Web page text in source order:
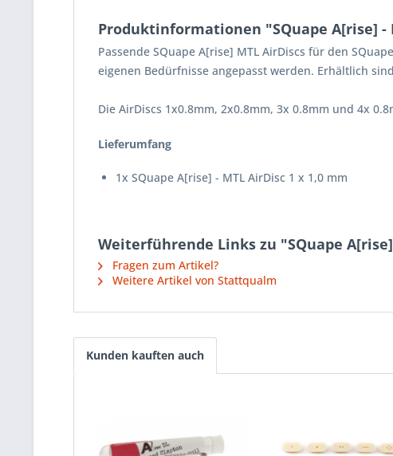
Produktinformationen "SQuape A[rise] -
Passende SQuape A[rise] MTL AirDiscs für den
eigenen Bedürfnisse angepasst werden. Erhältlich
Die AirDiscs 1x0.8mm, 2x0.8mm, 3x 0.8mm und 4x
Lieferumfang
1x SQuape A[rise] - MTL AirDisc 1 x 1,0 mm
Weiterführende Links zu "SQuape
Fragen zum Artikel?
Weitere Artikel von Stattqualm
Kunden kauften auch